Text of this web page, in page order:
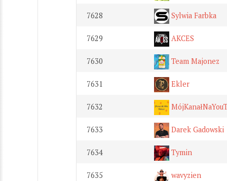
7628 Sylwia Farbka
7629 AKCES
7630 Team Majonez
7631 Ekler
7632
7633 Darek Gadowski
7634 Tymin
7635 wavyzien